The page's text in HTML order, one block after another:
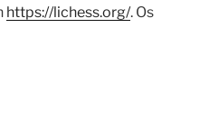
https://lichess.org/. Os